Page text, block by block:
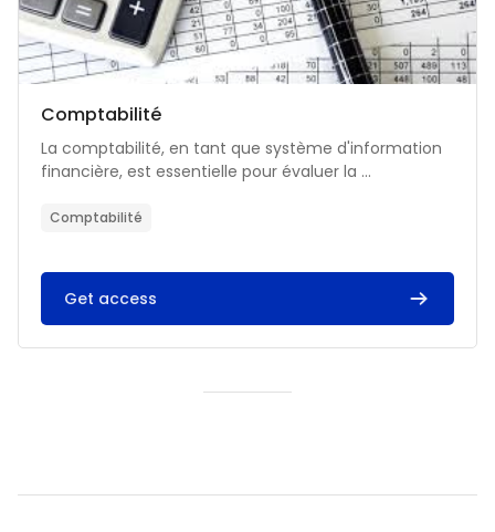
Catégorie de cours
Nom du cours
Comptabilité
Résumé du cours :
La comptabilité, en tant que système d'information
financière, est essentielle pour évaluer la ...
Comptabilité
Get access